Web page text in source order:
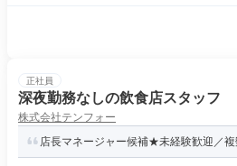
正社員
深夜勤務なしの飲食店スタッフ
株式会社テンフォー
店長マネージャー候補★未経験歓迎／